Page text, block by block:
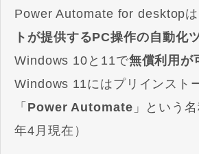
Power Automate for desktopは
トが提供するPC操作の自動化
Windows 10と11で無償利用が
Windows 11にはプリインスト
「 Power Automate 」という
年4月現在）